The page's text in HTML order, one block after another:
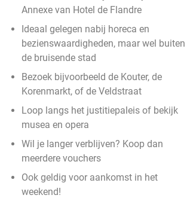
Annexe van Hotel de Flandre
Ideaal gelegen nabij horeca en
bezienswaardigheden, maar wel buiten
de bruisende stad
Bezoek bijvoorbeeld de Kouter, de
Korenmarkt, of de Veldstraat
Loop langs het justitiepaleis of bekijk
musea en opera
Wil je langer verblijven? Koop dan
meerdere vouchers
Ook geldig voor aankomst in het
weekend!